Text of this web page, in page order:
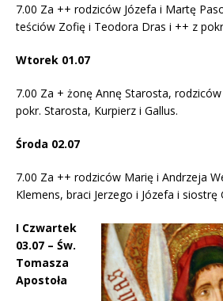
7.00 Za ++ rodziców Józefa i Martę
teściów Zofię i Teodora Dras i ++ z
Wtorek 01.07
7.00 Za + żonę Annę Starosta,
pokr. Starosta, Kurpierz i Gallus.
Środa 02.07
7.00 Za ++ rodziców Marię i Andrzeja
Klemens, braci Jerzego i Józefa i siostrę
I Czwartek
03.07 – Św.
Tomasza
Apostoła